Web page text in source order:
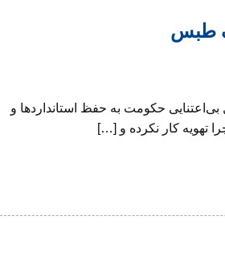
طبس
حکومت به حفظ استانداردها و
تهویه کار نکرده و […]